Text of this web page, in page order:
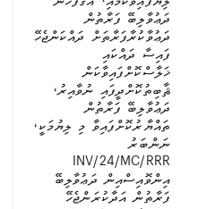
ދަޢުވާލިބޭ ފަރާތުން
ދަޢުވާކުރާފަރާތަށް ދައްކަންޖެހޭ
ފައިސާ ދައްކައި
ޚަލާސްކޮށްފައިވާކަން
ޘާބިތުކޮށްދީފައި ނުވާއިރު،
ދަޢުވާލިބޭ ފަރާތުން
ތައްޔާރުކޮށްފައިވާ މި ލިޔުމަކީ،
ނަންބަރު
INV/24/MC/RRR
އިންވޮއިސްއިން ދަޢުވާލިބޭ
ފަރާތުން އަދާކުރަންޖެހޭ